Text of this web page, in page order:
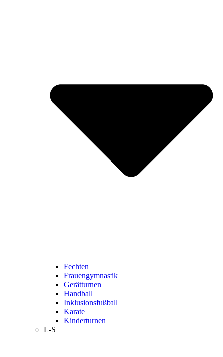
Fechten
Frauengymnastik
Gerätturnen
Handball
Inklusionsfußball
Karate
Kinderturnen
L-S